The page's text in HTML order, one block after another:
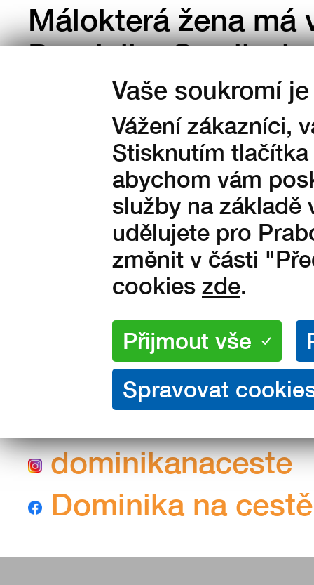
Vaše soukromí
Vážení zákazníci,
Stisknutím
abychom vám
služby na základě
udělujete pro
změnit v části
cookies zde.
Málokterá žena má
Dominika
svém Facebooku
není proto vůbec
úspěšných knih.
Procestovala
Japonska se
úžasná? Její
Arábii a po
úžasná jízda.
Musíme Vás ale
budete chtít
dominikanaceste
Dominika na cestě